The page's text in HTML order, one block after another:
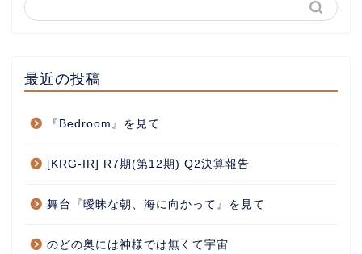
最近の投稿
『Bedroom』を見て
[KRG-IR] R7期(第12期) Q2決算報告
舞台『曖昧な朝、海に向かって』を見て
のどの奥には神様では無くて宇宙